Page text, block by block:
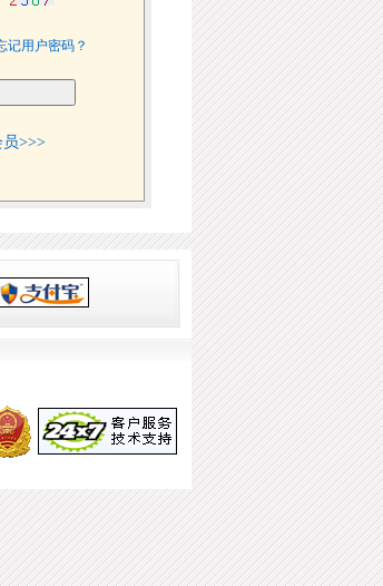
记用户密码？
>>>